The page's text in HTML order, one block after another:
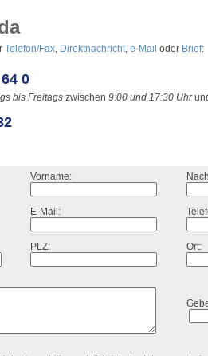
Telefon/Fax, Direktnachricht, e-Mail oder Brief:
0
bis Freitags zwischen 9:00 und 17:30 Uhr
Vorname:
E-Mail:
PLZ: Ort: